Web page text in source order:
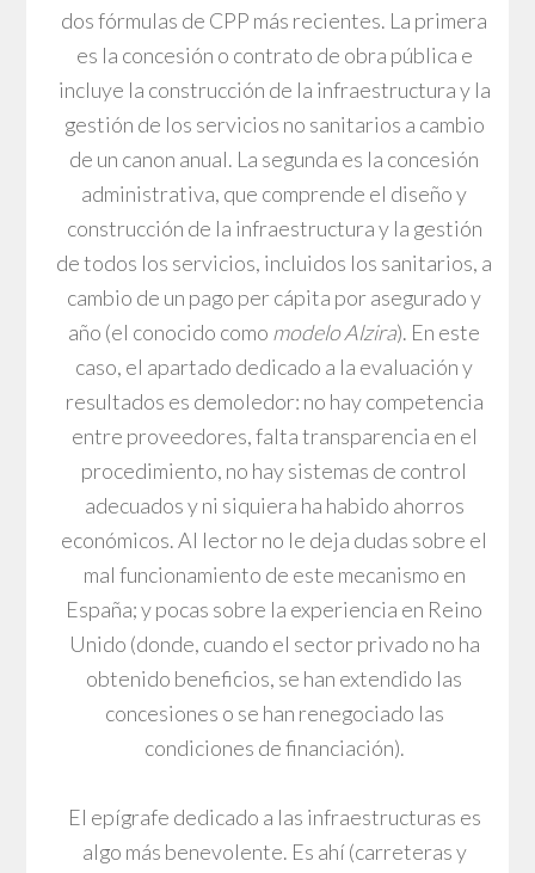
dos fórmulas de CPP más recientes. La primera
es la concesión o contrato de obra pública e
incluye la construcción de la infraestructura y la
gestión de los servicios no sanitarios a cambio
de un canon anual. La segunda es la concesión
administrativa, que comprende el diseño y
construcción de la infraestructura y la gestión
de todos los servicios, incluidos los sanitarios, a
cambio de un pago per cápita por asegurado y
año (el conocido como modelo Alzira). En este
caso, el apartado dedicado a la evaluación y
resultados es demoledor: no hay competencia
entre proveedores, falta transparencia en el
procedimiento, no hay sistemas de control
adecuados y ni siquiera ha habido ahorros
económicos. Al lector no le deja dudas sobre el
mal funcionamiento de este mecanismo en
España; y pocas sobre la experiencia en Reino
Unido (donde, cuando el sector privado no ha
obtenido beneficios, se han extendido las
concesiones o se han renegociado las
condiciones de financiación).
El epígrafe dedicado a las infraestructuras es
algo más benevolente. Es ahí (carreteras y